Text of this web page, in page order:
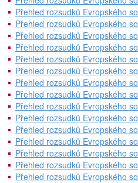
Přehled rozsudků Evropského
Přehled rozsudků Evropského
Přehled rozsudků Evropského
Přehled rozsudků Evropského
Přehled rozsudků Evropského
Přehled rozsudků Evropského
Přehled rozsudků Evropského
Přehled rozsudků Evropského
Přehled rozsudků Evropského
Přehled rozsudků Evropského
Přehled rozsudků Evropského
Přehled rozsudků Evropského
Přehled rozsudků Evropského
Přehled rozsudků Evropského
Přehled rozsudků Evropského